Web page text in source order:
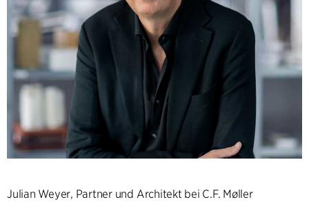
Julian Weyer, Partner und Architekt bei C.F. Møller